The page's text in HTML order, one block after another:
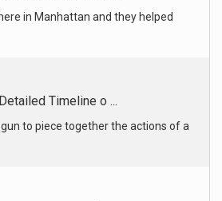
to piece together the actions of a
Promise of Mot ...
from Apple and Google can